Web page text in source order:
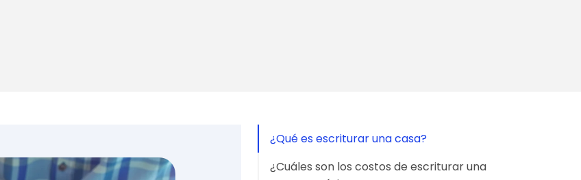
¿Qué es escriturar una casa?
¿Cuáles son los costos de escriturar una